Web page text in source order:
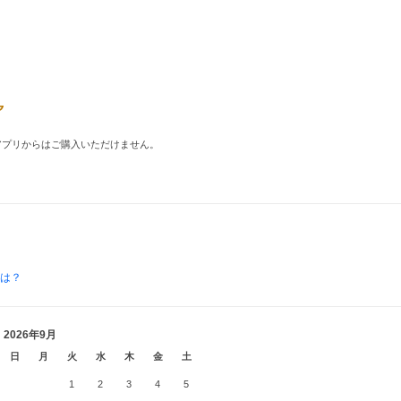
リからはご購入いただけません。
？
2026年9月
日 月 火 水 木 金 土
1 2 3 4 5